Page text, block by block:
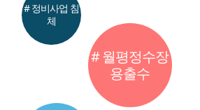
# 월평정수장
용출수
# 정비사업 침
체